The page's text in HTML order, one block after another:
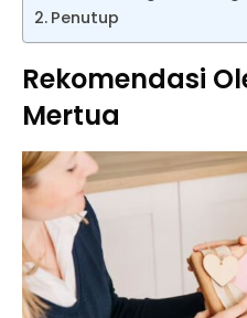
Penutup
Rekomendasi
Mertua